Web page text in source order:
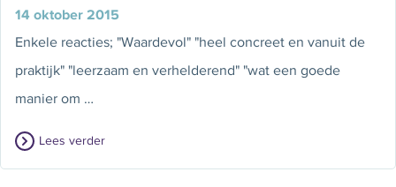
14 oktober 2015
Enkele reacties; "Waardevol" "heel concreet en vanuit de
praktijk" "leerzaam en verhelderend" "wat een goede
manier om …
Lees verder